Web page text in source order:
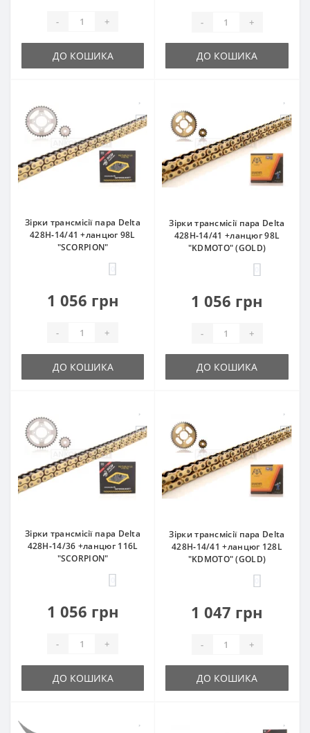
- +
ДО КОШИКА
- +
ДО КОШИКА
Зірки трансмісії пара Delta
428H‑14/41 +ланцюг 98L
"SCORPION"
1 056 грн
- +
ДО КОШИКА
Зірки трансмісії пара Delta
428H‑14/41 +ланцюг 98L
"KDMOTO" (GOLD)
1 056 грн
- +
ДО КОШИКА
Зірки трансмісії пара Delta
428H‑14/36 +ланцюг 116L
"SCORPION"
1 056 грн
- +
ДО КОШИКА
Зірки трансмісії пара Delta
428H‑14/41 +ланцюг 128L
"KDMOTO" (GOLD)
1 047 грн
- +
ДО КОШИКА